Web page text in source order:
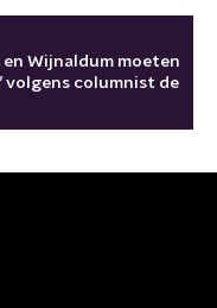
en Wijnaldum moeten
volgens columnist de